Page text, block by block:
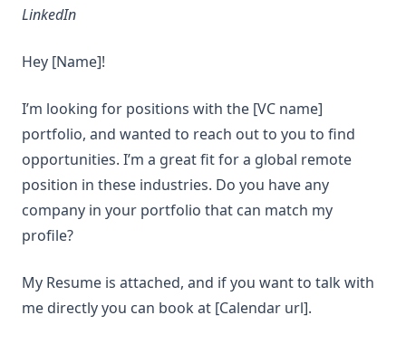
LinkedIn
Hey [Name]!
I’m looking for positions with the [VC name]
portfolio, and wanted to reach out to you to find
opportunities. I’m a great fit for a global remote
position in these industries. Do you have any
company in your portfolio that can match my
profile?
My Resume is attached, and if you want to talk with
me directly you can book at [Calendar url].